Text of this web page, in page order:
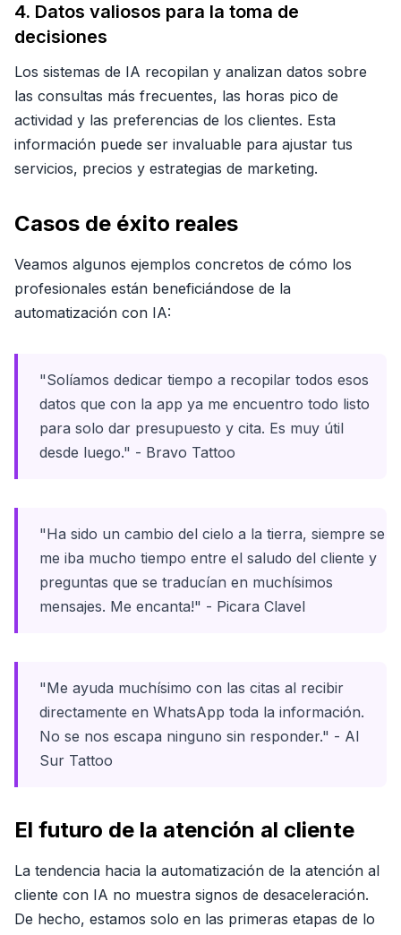
4. Datos valiosos para la toma de
decisiones
Los sistemas de IA recopilan y analizan datos sobre
las consultas más frecuentes, las horas pico de
actividad y las preferencias de los clientes. Esta
información puede ser invaluable para ajustar tus
servicios, precios y estrategias de marketing.
Casos de éxito reales
Veamos algunos ejemplos concretos de cómo los
profesionales están beneficiándose de la
automatización con IA:
"Solíamos dedicar tiempo a recopilar todos esos
datos que con la app ya me encuentro todo listo
para solo dar presupuesto y cita. Es muy útil
desde luego." - Bravo Tattoo
"Ha sido un cambio del cielo a la tierra, siempre se
me iba mucho tiempo entre el saludo del cliente y
preguntas que se traducían en muchísimos
mensajes. Me encanta!" - Picara Clavel
"Me ayuda muchísimo con las citas al recibir
directamente en WhatsApp toda la información.
No se nos escapa ninguno sin responder." - Al
Sur Tattoo
El futuro de la atención al cliente
La tendencia hacia la automatización de la atención al
cliente con IA no muestra signos de desaceleración.
De hecho, estamos solo en las primeras etapas de lo